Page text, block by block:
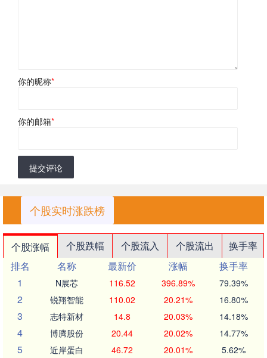
你的昵称*
你的邮箱*
提交评论
个股实时涨跌榜
个股涨幅 个股跌幅 个股流入 个股流出
换手率
排名
名称 最新价 涨幅
换手率
1
N展芯 116.52 396.89% 79.39%
2 锐翔智能 110.02 20.21% 16.80%
3 志特新材 14.8 20.03% 14.18%
4 博腾股份 20.44 20.02% 14.77%
5 近岸蛋白 46.72 20.01% 5.62%